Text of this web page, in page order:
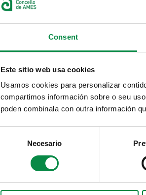
Consent
Este sitio web usa cookies
Usamos cookies para personalizar
compartimos información sobre o seu
poden combinala con outra información
Necesario